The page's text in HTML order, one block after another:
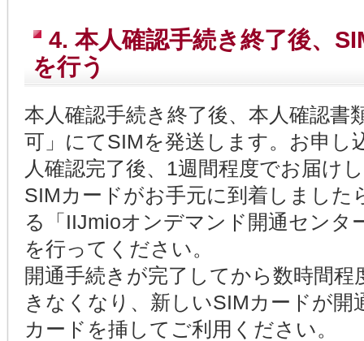
4. 本人確認手続き終了後、
を行う
本人確認手続き終了後、本人確認書
可」にてSIMを発送します。お申し
人確認完了後、1週間程度でお届け
SIMカードがお手元に到着しました
る「IIJmioオンデマンド開通センタ
を行ってください。
開通手続きが完了してから数時間
きなくなり、新しいSIMカードが
カードを挿してご利用ください。